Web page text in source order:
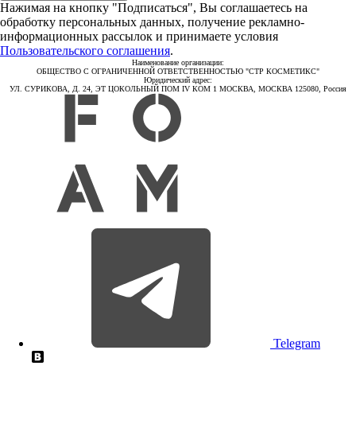
Нажимая на кнопку "Подписаться", Вы соглашаетесь на
обработку персональных данных, получение рекламно-
информационных рассылок и принимаете условия
Пользовательского соглашения.
Наименование организации:
ОБЩЕСТВО С ОГРАНИЧЕННОЙ ОТВЕТСТВЕННОСТЬЮ "СТР КОСМЕТИКС"
Юридический адрес:
УЛ. СУРИКОВА, Д. 24, ЭТ ЦОКОЛЬНЫЙ ПОМ IV КОМ 1 МОСКВА, МОСКВА 125080, Россия
Telegram